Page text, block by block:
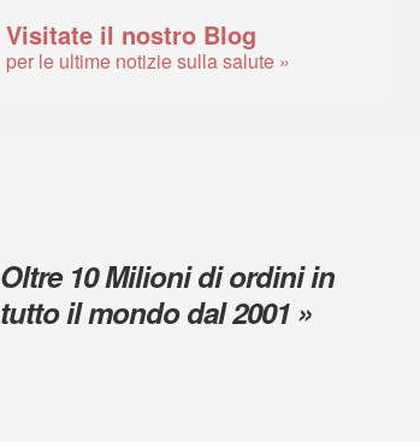
Visitate il nostro Blog
per le ultime notizie sulla salute »
Oltre 10 Milioni di ordini in
tutto il mondo dal 2001 »